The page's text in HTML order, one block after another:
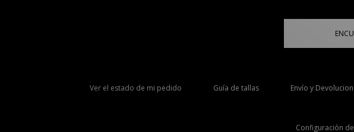
Ver el estado de mi pedido Guía de tallas Envío y
Configuración